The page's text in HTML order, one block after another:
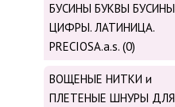
БУСИНЫ БУКВЫ БУСИНЫ
ЦИФРЫ. ЛАТИНИЦА.
PRECIOSA.a.s. (0)
ВОЩЕНЫЕ НИТКИ и
ПЛЕТЕНЫЕ ШНУРЫ ДЛЯ